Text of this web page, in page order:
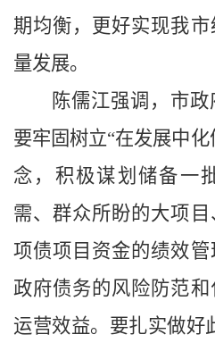
期均衡，更好实现我
量发展。
陈儒江强调，市
要牢固树立“在发展中
念，积极谋划储备一
需、群众所盼的大项
项债项目资金的绩效
政府债务的风险防范
运营效益。要扎实做好